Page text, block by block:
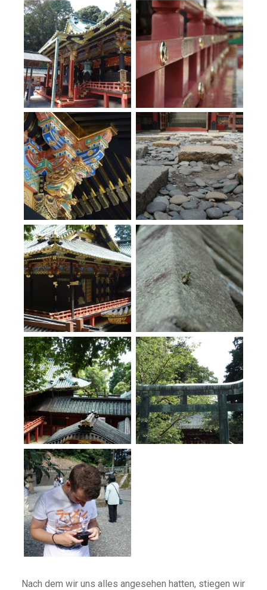
Nach dem wir uns alles angesehen hatten, stiegen wir